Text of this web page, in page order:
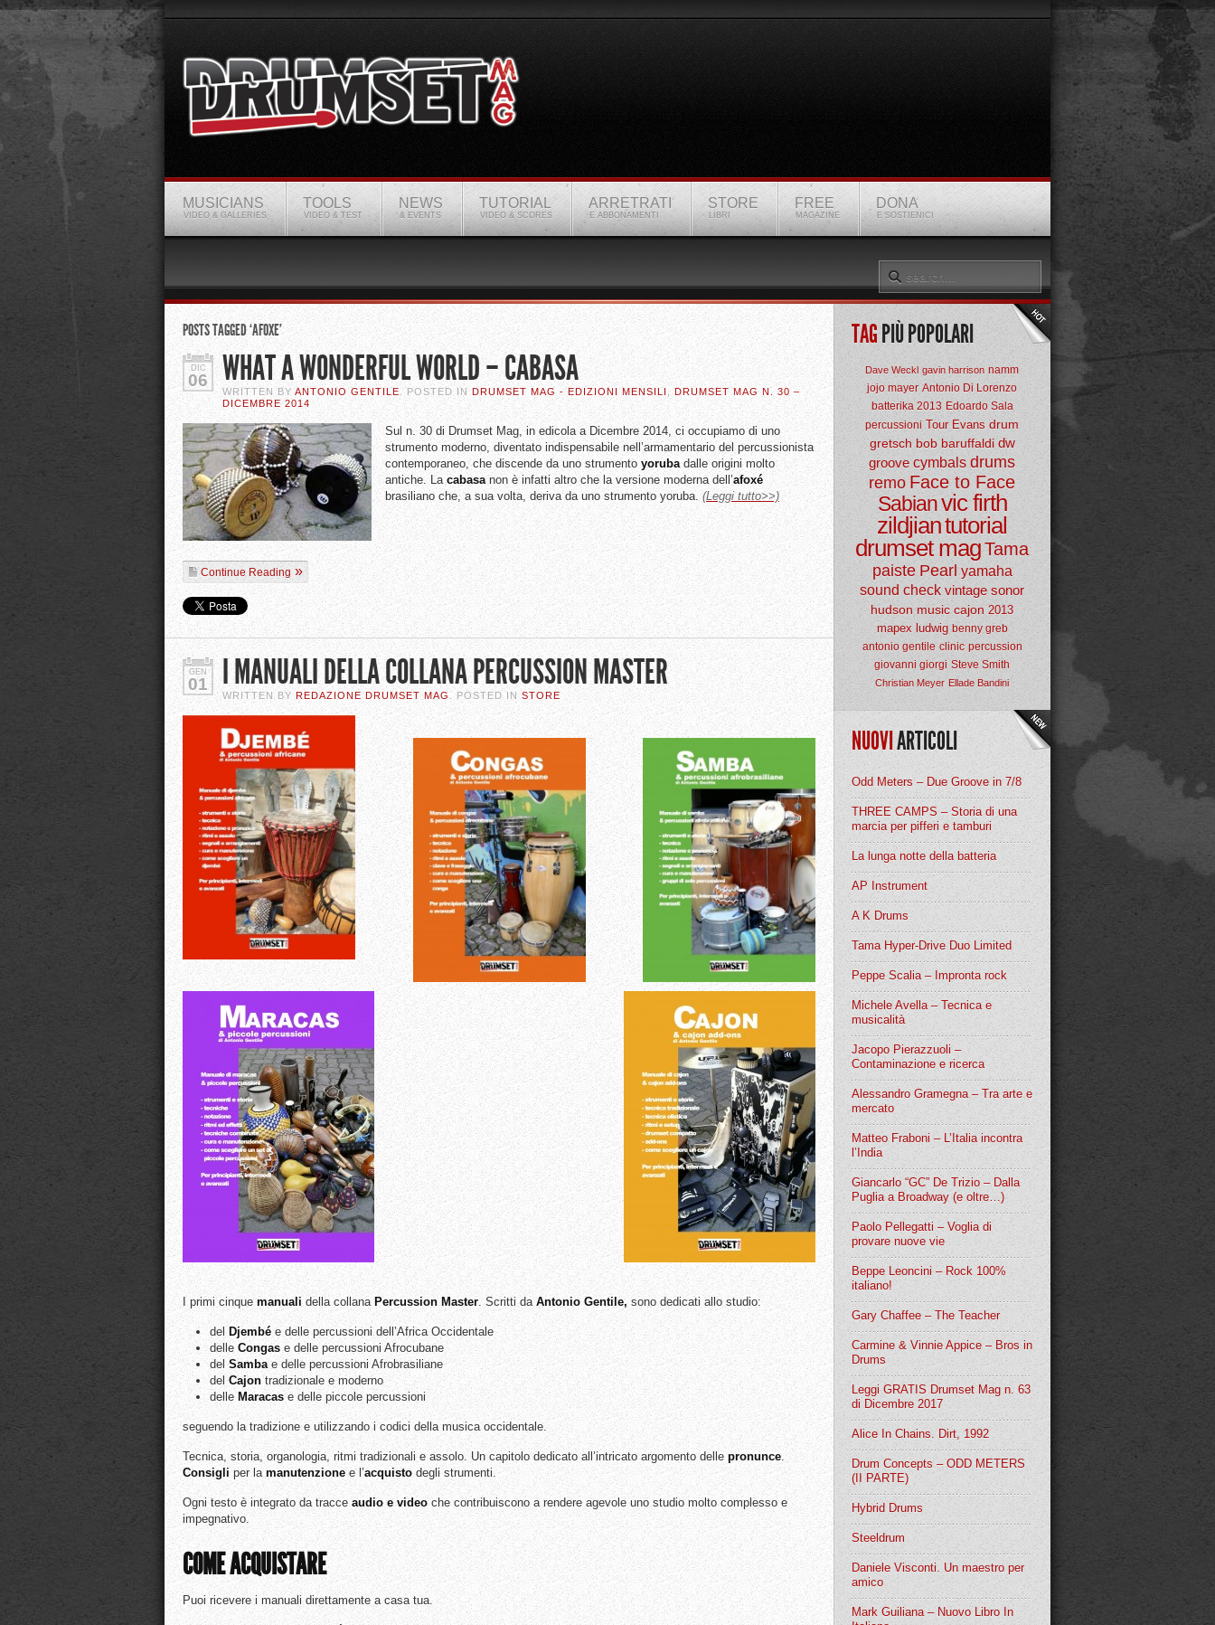
MUSICIANS
VIDEO & GALLERIES
TOOLS
VIDEO & TEST
NEWS
& EVENTS
TUTORIAL
VIDEO & SCORES
ARRETRATI
E ABBONAMENTI
STORE
LIBRI
FREE
MAGAZINE
DONA
E SOSTIENICI
POSTS TAGGED ‘AFOXE’
DIC
06 WHAT A WONDERFUL WORLD – CABASA
WRITTEN BY ANTONIO GENTILE . POSTED IN DRUMSET MAG - EDIZIONI MENSILI , DRUMSET MAG N. 30 –
DICEMBRE 2014
Sul n. 30 di Drumset Mag, in edicola a Dicembre 2014, ci occupiamo di uno
strumento moderno, diventato indispensabile nell’armamentario del percussionista
contemporaneo, che discende da uno strumento yorubadalle origini molto
antiche. La cabasanon è infatti altro che la versione moderna dell’afoxé
brasiliano che, a sua volta, deriva da uno strumento yoruba.(Leggi tutto>>)
Continue Reading
GEN
01 I MANUALI DELLA COLLANA PERCUSSION MASTER
WRITTEN BY REDAZIONE DRUMSET MAG . POSTED IN STORE
I primi cinque manuali della collana Percussion Master. Scritti da Antonio Gentile, sono dedicati allo studio:
del Djembé e delle percussioni dell’Africa Occidentale
delle Congas e delle percussioni Afrocubane
delSambae delle percussioni Afrobrasiliane
delCajon tradizionale e moderno
delle Maracase delle piccole percussioni
seguendo la tradizione e utilizzando i codici della musica occidentale.
Tecnica, storia, organologia, ritmi tradizionali e assolo. Un capitolo dedicato all’intricato argomento delle pronunce.
Consigli per la manutenzione e l’acquisto degli strumenti.
Ogni testo è integrato da tracce audio e videoche contribuiscono a rendere agevole uno studio molto complesso e
impegnativo.
COME ACQUISTARE
Puoi ricevere i manuali direttamente a casa tua.
TAGPIÙ POPOLARI
Dave Weckl gavin harrison namm
jojo mayer Antonio Di Lorenzo
batterika 2013 Edoardo Sala
percussioni Tour Evans drum
gretsch bob baruffaldi dw
groove cymbals drums
remo Face to Face
Sabianvic firth
zildjiantutorial
drumset magTama
paiste Pearl yamaha
sound check vintage sonor
hudson music cajon 2013
mapex ludwig benny greb
antonio gentile clinic percussion
giovanni giorgi Steve Smith
Christian Meyer Ellade Bandini
NUOVIARTICOLI
Odd Meters – Due Groove in 7/8
THREE CAMPS – Storia di una
marcia per pifferi e tamburi
La lunga notte della batteria
AP Instrument
A K Drums
Tama Hyper-Drive Duo Limited
Peppe Scalia – Impronta rock
Michele Avella – Tecnica e
musicalità
Jacopo Pierazzuoli –
Contaminazione e ricerca
Alessandro Gramegna – Tra arte e
mercato
Matteo Fraboni – L’Italia incontra
l’India
Giancarlo “GC” De Trizio – Dalla
Puglia a Broadway (e oltre…)
Paolo Pellegatti – Voglia di
provare nuove vie
Beppe Leoncini – Rock 100%
italiano!
Gary Chaffee – The Teacher
Carmine & Vinnie Appice – Bros in
Drums
Leggi GRATIS Drumset Mag n. 63
di Dicembre 2017
Alice In Chains. Dirt, 1992
Drum Concepts – ODD METERS
(II PARTE)
Hybrid Drums
Steeldrum
Daniele Visconti. Un maestro per
amico
Mark Guiliana – Nuovo Libro In